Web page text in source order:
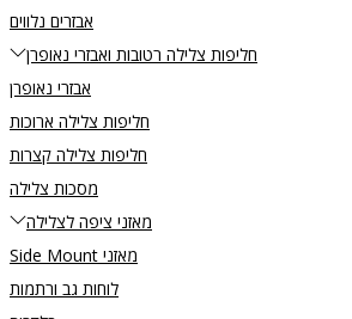
אבזרים נלווים
חליפות צלילה רטובות ואבזרי נאופרן
אבזרי נאופרן
חליפות צלילה ארוכות
חליפות צלילה קצרות
מסכות צלילה
מאזני ציפה לצלילה
מאזני Side Mount
לוחות גב ורתמות